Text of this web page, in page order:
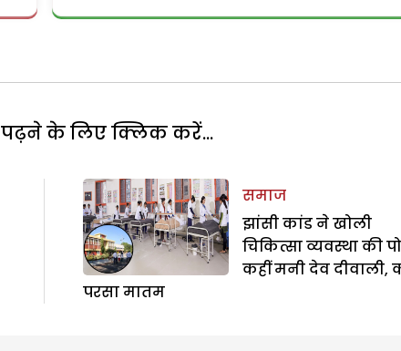
के लिए क्लिक करें...
समाज
झांसी कांड ने खोली
चिकित्सा व्यवस्था की
कहीं मनी देव दीवाली,
परसा मातम